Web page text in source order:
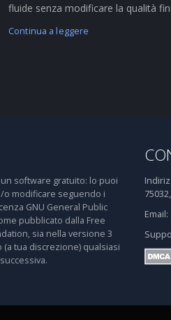
fluide senza modificare la qualità
Continua a leggere
software gratuito: lo puoi
modificare seguendo i
GNU General Public
pubblicato dalla Free
sia nella versione 3
(a tua discrezione) qualsiasi
Email: